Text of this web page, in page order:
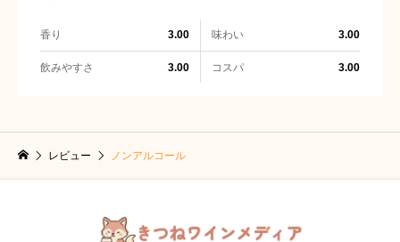
香り 3.00 味わい 3.00
飲みやすさ 3.00 コスパ 3.00
レビュー ノンアルコール